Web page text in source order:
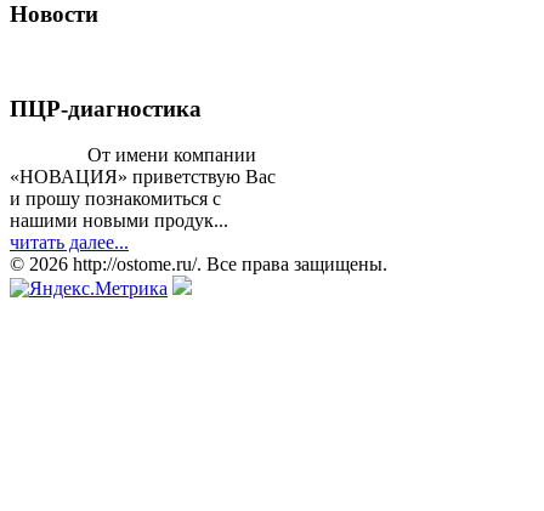
Новости
ПЦР-диагностика
От имени компании
«НОВАЦИЯ» приветствую Вас
и прошу познакомиться с
нашими новыми продук...
читать далее...
© 2026 http://ostome.ru/. Все права защищены.